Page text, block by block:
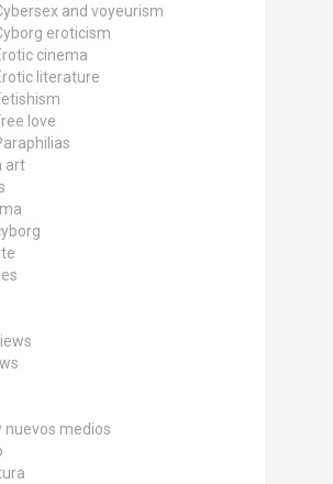
and voyeurism
eroticism
cinema
literature
love
art
nuevos medios